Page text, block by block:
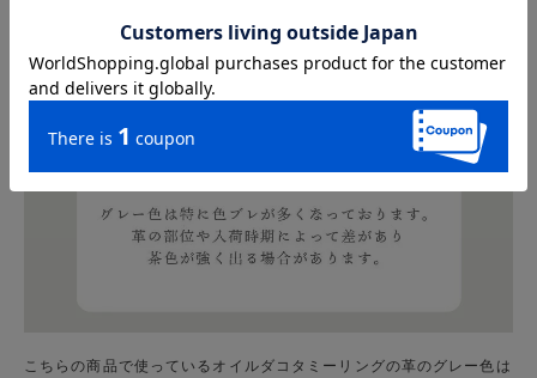
こちらの商品で使っているオイルダコタミーリングの革のグレー色は